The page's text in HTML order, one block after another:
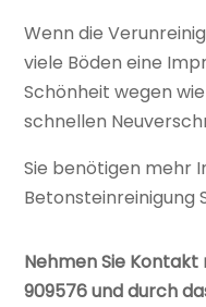
Wenn die
viele Böden eine
Schönheit wegen
schnellen
Sie benötigen mehr
Betonsteinreinigung
Nehmen Sie Kontakt
909576 und durch